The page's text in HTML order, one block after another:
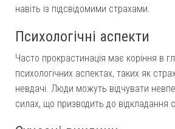
навіть із підсвідомими страхами.
Психологічні аспекти
Часто прокрастинація має коріння в
психологічних аспектах, таких як
невдачі. Люди можуть відчувати
силах, що призводить до відкладання